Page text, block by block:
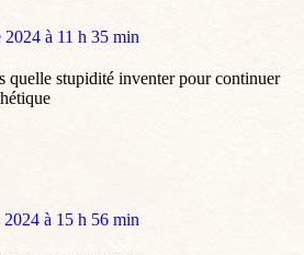
2024 à 11 h 35 min
quelle stupidité inventer pour continuer
2024 à 15 h 56 min